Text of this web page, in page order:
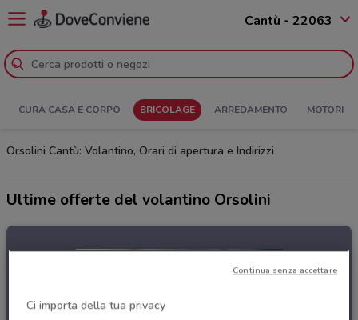
Cantù - 22063
CURA CASA E CORPO BRICOLAGE ARREDAMENTO MOTORI
Orsolini Cantù: Volantino, Orari di apertura e Indirizzi
Ultime offerte del volantino Orsolini
Ci importa della tua privacy
Continua senza accettare